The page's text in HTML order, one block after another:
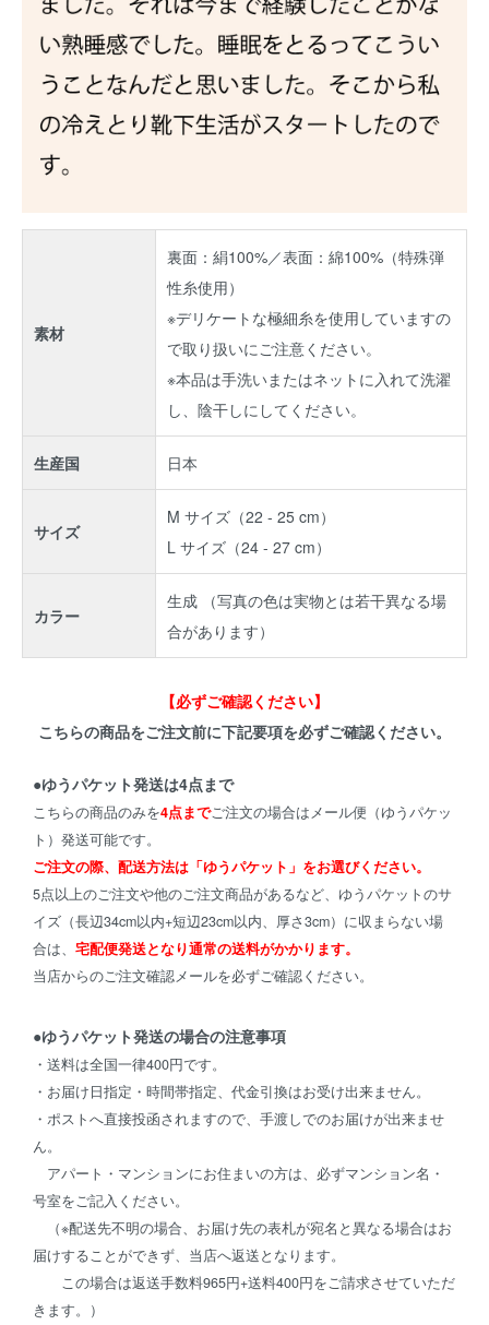
素材
裏面：絹100%／表面：綿100%（特殊弾
性糸使用）
※デリケートな極細糸を使用していますの
で取り扱いにご注意ください。
※本品は手洗いまたはネットに入れて洗濯
し、陰干しにしてください。
生産国 日本
サイズ
M サイズ（22 - 25 cm）
L サイズ（24 - 27 cm）
カラー
生成 （写真の色は実物とは若干異なる場
合があります）
【必ずご確認ください】
こちらの商品をご注文前に下記要項を必ずご確認ください。
●ゆうパケット発送は4点まで
こちらの商品のみを4点までご注文の場合はメール便（ゆうパケッ
ト）発送可能です。
ご注文の際、配送方法は「ゆうパケット」をお選びください。
5点以上のご注文や他のご注文商品があるなど、ゆうパケットのサ
イズ（長辺34cm以内+短辺23cm以内、厚さ3cm）に収まらない場
合は、 宅配便発送となり通常の送料がかかります。
当店からのご注文確認メールを必ずご確認ください。
●ゆうパケット発送の場合の注意事項
・送料は全国一律400円です。
・お届け日指定・時間帯指定、代金引換はお受け出来ません。
・ポストへ直接投函されますので、手渡しでのお届けが出来ませ
ん。
アパート・マンションにお住まいの方は、必ずマンション名・
号室をご記入ください。
（※配送先不明の場合、お届け先の表札が宛名と異なる場合はお
届けすることができず、当店へ返送となります。
この場合は返送手数料965円+送料400円をご請求させていただ
きます。）